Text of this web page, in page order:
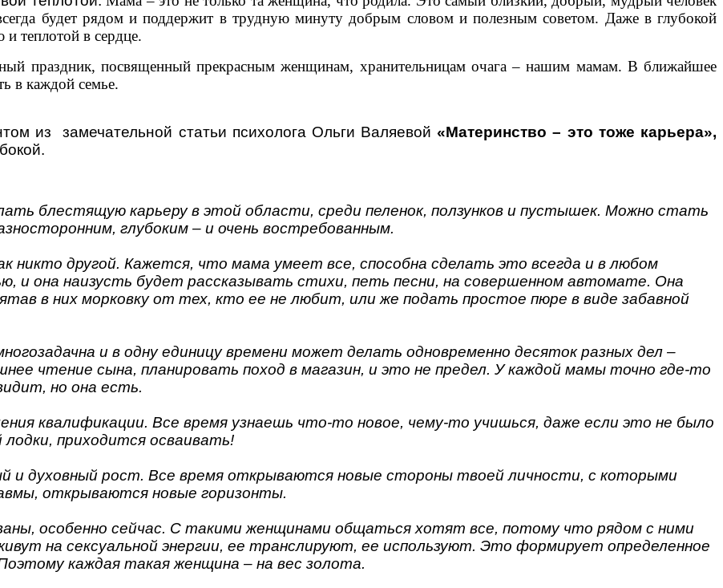
будет рядом и поддержит в трудную минуту добрым словом и полезным советом. Даже в глубокой
теплотой в сердце.
праздник, посвященный прекрасным женщинам, хранительницам очага – нашим мамам. В ближайшее
в каждой семье.
из замечательной статьи психолога Ольги Валяевой«Материнство – это тоже карьера»,
блестящую карьеру в этой области, среди пеленок, ползунков и пустышек. Можно стать
глубоким – и очень востребованным.
никто другой. Кажется, что мама умеет все, способна сделать это всегда и в любом
и она наизусть будет рассказывать стихи, петь песни, на совершенном автомате. Она
в них морковку от тех, кто ее не любит, или же подать простое пюре в виде забавной
и в одну единицу времени может делать одновременно десяток разных дел –
чтение сына, планировать поход в магазин, и это не предел. У каждой мамы точно где-то
но она есть.
квалификации. Все время узнаешь что-то новое, чему-то учишься, даже если это не было
приходится осваивать!
и духовный рост. Все время открываются новые стороны твоей личности, с которыми
открываются новые горизонты.
особенно сейчас. С такими женщинами общаться хотят все, потому что рядом с ними
на сексуальной энергии, ее транслируют, ее используют. Это формирует определенное
каждая такая женщина – на вес золота.